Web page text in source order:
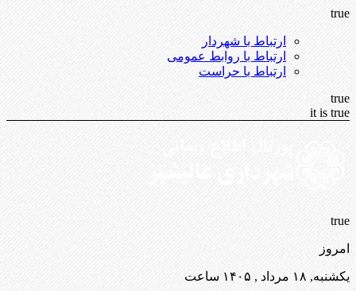
true
ارتباط با شهردار
ارتباط با روابط عمومی
ارتباط با حراست
true
it is true
true
امروز
یکشنبه, ۱۸ مرداد , ۱۴۰۵ ساعت